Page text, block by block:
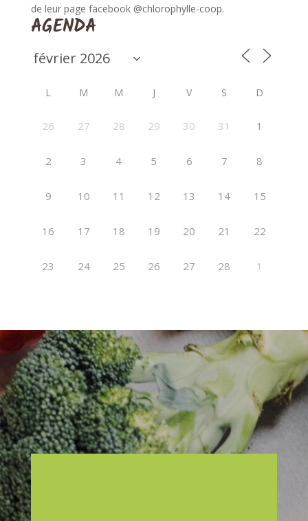
de leur page facebook @chlorophylle-coop.
AGENDA
L M M J V S D
26 27 28 29 30 31 1
2 3 4 5 6 7 8
9 10 11 12 13 14 15
16 17 18 19 20 21 22
23 24 25 26 27 28 1